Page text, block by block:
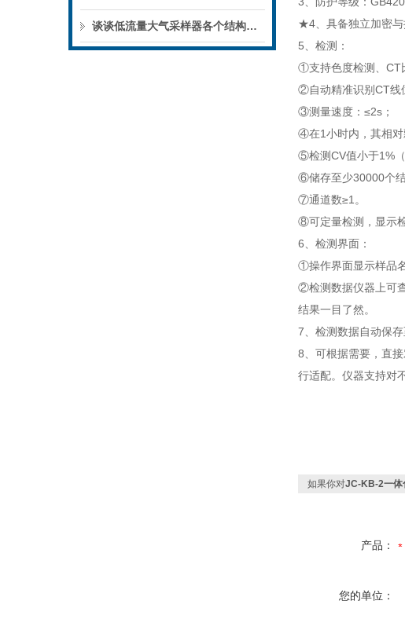
谈谈低流量大气采样器各个结构的特点
★4、具备独立加密与
5、检测：
①支持色度检测、CT
②自动精准识别CT线
③测量速度：≤2s；
④在1小时内，其相对
⑤检测CV值小于1%
⑥储存至少30000个
⑦通道数≥1。
⑧可定量检测，显示
6、检测界面：
①操作界面显示样品
②检测数据仪器上可
结果一目了然。
7、检测数据自动保
8、可根据需要，直
行适配。仪器支持对
如果你对JC-KB-2一体
产品：
您的单位：